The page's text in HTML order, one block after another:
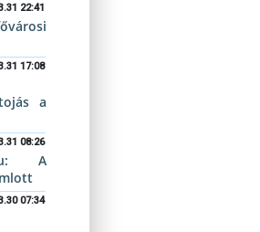
22:41
17:08
a
08:26
A
07:34